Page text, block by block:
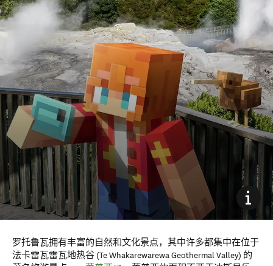
罗托鲁瓦拥有丰富的自然和文化景点，其中许多都集中在位于
法卡雷瓦雷瓦地热谷 (Te Whakarewarewa Geothermal Valley) 的